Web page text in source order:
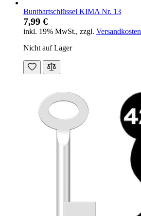
Buntbartschlüssel KIMA Nr. 13
7,99 €
inkl. 19% MwSt., zzgl. Versandkosten
Nicht auf Lager